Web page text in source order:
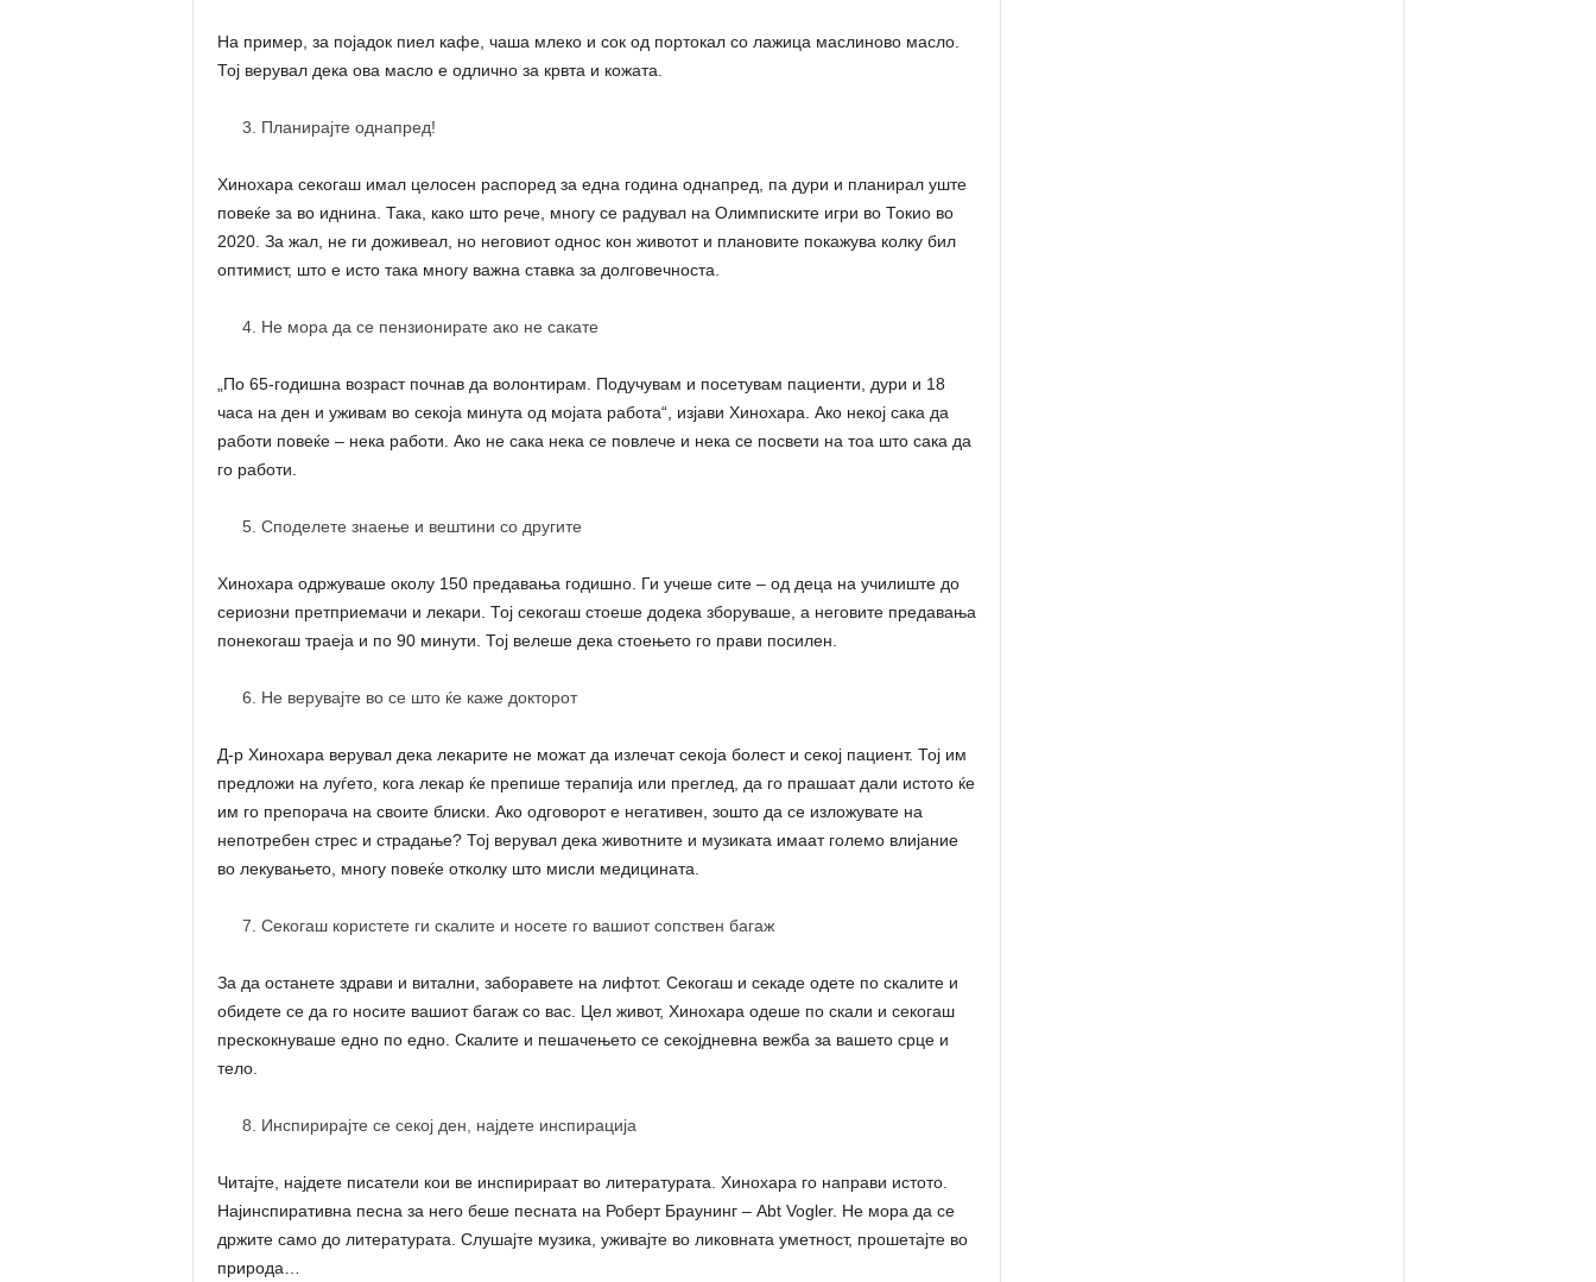
На пример, за појадок пиел кафе, чаша млеко и сок од портокал со лажица маслиново масло.
Тој верувал дека ова масло е одлично за крвта и кожата.
Планирајте однапред!
Хинохара секогаш имал целосен распоред за една година однапред, па дури и планирал уште
повеќе за во иднина. Така, како што рече, многу се радувал на Олимписките игри во Токио во
2020. За жал, не ги доживеал, но неговиот однос кон животот и плановите покажува колку бил
оптимист, што е исто така многу важна ставка за долговечноста.
Не мора да се пензионирате ако не сакате
„По 65-годишна возраст почнав да волонтирам. Подучувам и посетувам пациенти, дури и 18
часа на ден и уживам во секоја минута од мојата работа“, изјави Хинохара. Ако некој сака да
работи повеќе – нека работи. Ако не сака нека се повлече и нека се посвети на тоа што сака да
го работи.
Споделете знаење и вештини со другите
Хинохара одржуваше околу 150 предавања годишно. Ги учеше сите – од деца на училиште до
сериозни претприемачи и лекари. Тој секогаш стоеше додека зборуваше, а неговите предавања
понекогаш траеја и по 90 минути. Тој велеше дека стоењето го прави посилен.
Не верувајте во се што ќе каже докторот
Д-р Хинохара верувал дека лекарите не можат да излечат секоја болест и секој пациент. Тој им
предложи на луѓето, кога лекар ќе препише терапија или преглед, да го прашаат дали истото ќе
им го препорача на своите блиски. Ако одговорот е негативен, зошто да се изложувате на
непотребен стрес и страдање? Тој верувал дека животните и музиката имаат големо влијание
во лекувањето, многу повеќе отколку што мисли медицината.
Секогаш користете ги скалите и носете го вашиот сопствен багаж
За да останете здрави и витални, заборавете на лифтот. Секогаш и секаде одете по скалите и
обидете се да го носите вашиот багаж со вас. Цел живот, Хинохара одеше по скали и секогаш
прескокнуваше едно по едно. Скалите и пешачењето се секојдневна вежба за вашето срце и
тело.
Инспирирајте се секој ден, најдете инспирација
Читајте, најдете писатели кои ве инспирираат во литературата. Хинохара го направи истото.
Најинспиративна песна за него беше песната на Роберт Браунинг – Abt Vogler. Не мора да се
држите само до литературата. Слушајте музика, уживајте во ликовната уметност, прошетајте во
природа…